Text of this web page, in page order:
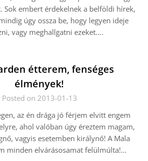
Sok embert érdekelnek a belföldi hírek,
úgy ossza be, hogy legyen ideje
vagy meghallgatni ezeket….
étterem, fenséges
élmények!
Posted on 2013-01-13
az én drága jó férjem elvitt engem
ahol valóban úgy éreztem magam,
vagyis esetemben királynő! A Mala
minden elvárásosamat felülmúlta!…